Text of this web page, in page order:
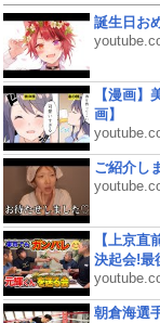
誕生日お
【漫画】
画】
ご紹介し
【上京直
決起会!最
朝倉海選